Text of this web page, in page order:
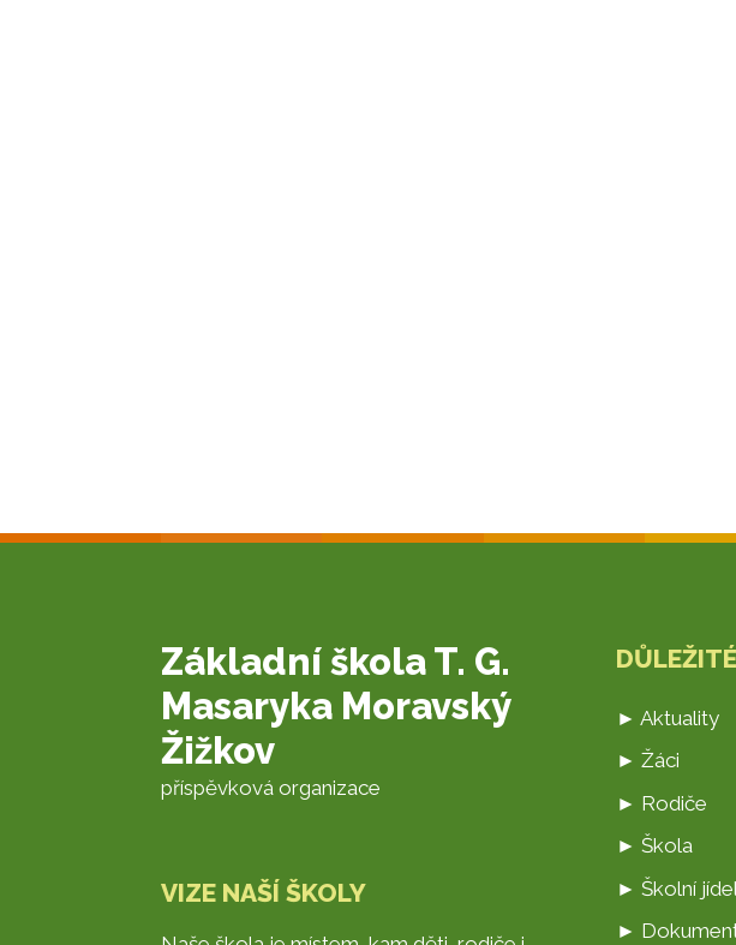
Základní škola T. G.
Masaryka Moravský
Žižkov
příspěvková organizace
VIZE NAŠÍ ŠKOLY
► Aktuality
► Žáci
► Rodiče
► Škola
► Školní
►